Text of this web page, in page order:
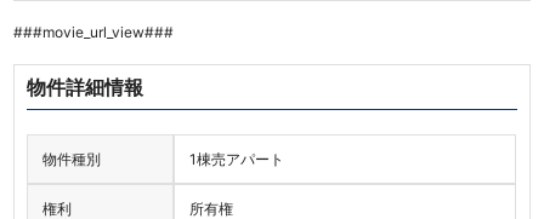
###movie_url_view###
物件詳細情報
物件種別 1棟売アパート
権利 所有権